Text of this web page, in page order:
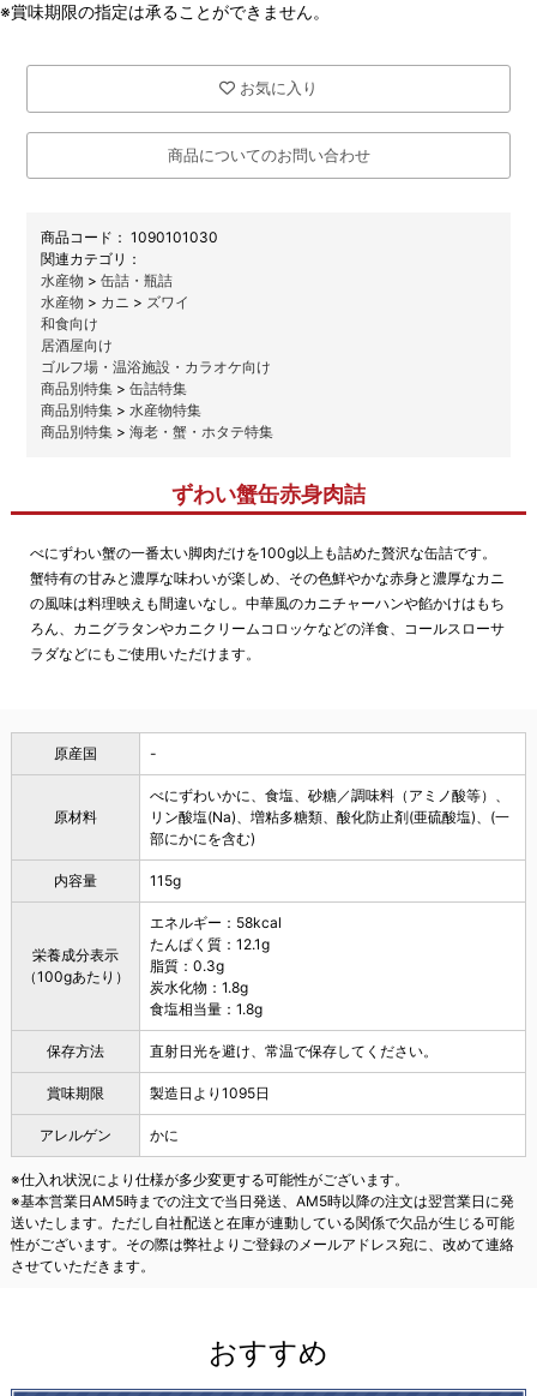
※賞味期限の指定は承ることができません。
お気に入り
商品についてのお問い合わせ
商品コード： 1090101030
関連カテゴリ：
水産物 >缶詰・瓶詰
水産物 > カニ > ズワイ
和食向け
居酒屋向け
ゴルフ場・温浴施設・カラオケ向け
商品別特集 >缶詰特集
商品別特集 >水産物特集
商品別特集 >海老・蟹・ホタテ特集
ずわい蟹缶赤身肉詰
べにずわい蟹の一番太い脚肉だけを100g以上も詰めた贅沢な缶詰です。
蟹特有の甘みと濃厚な味わいが楽しめ、その色鮮やかな赤身と濃厚なカニ
の風味は料理映えも間違いなし。中華風のカニチャーハンや餡かけはもち
ろん、カニグラタンやカニクリームコロッケなどの洋食、コールスローサ
ラダなどにもご使用いただけます。
原産国 -
原材料
べにずわいかに、食塩、砂糖／調味料（アミノ酸等）、
リン酸塩(Na)、増粘多糖類、酸化防止剤(亜硫酸塩)、(一
部にかにを含む)
内容量 115g
栄養成分表示
（100gあたり）
エネルギー：58kcal
たんぱく質：12.1g
脂質：0.3g
炭水化物：1.8g
食塩相当量：1.8g
保存方法 直射日光を避け、常温で保存してください。
賞味期限 製造日より1095日
アレルゲン かに
※仕入れ状況により仕様が多少変更する可能性がございます。
※基本営業日AM5時までの注文で当日発送、AM5時以降の注文は翌営業日に発
送いたします。ただし自社配送と在庫が連動している関係で欠品が生じる可能
性がございます。その際は弊社よりご登録のメールアドレス宛に、改めて連絡
させていただきます。
おすすめ